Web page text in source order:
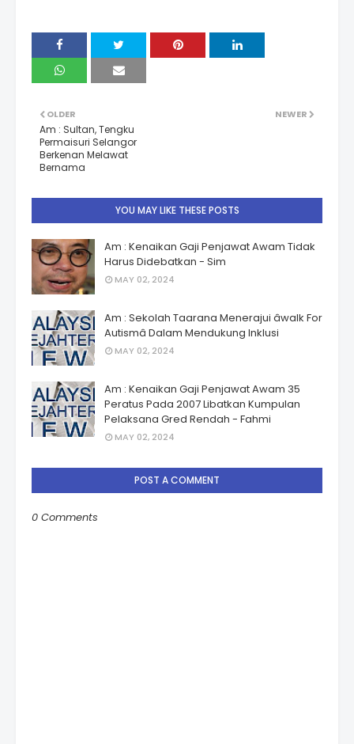
NEWER
OLDER
Am : Sultan, Tengku
Permaisuri Selangor
Berkenan Melawat
Bernama
YOU MAY LIKE THESE POSTS
Am : Kenaikan Gaji Penjawat Awam Tidak
Harus Didebatkan - Sim
MAY 02, 2024
Am : Sekolah Taarana Menerajui âwalk For
Autismâ Dalam Mendukung Inklusi
MAY 02, 2024
Am : Kenaikan Gaji Penjawat Awam 35
Peratus Pada 2007 Libatkan Kumpulan
Pelaksana Gred Rendah - Fahmi
MAY 02, 2024
POST A COMMENT
0 Comments